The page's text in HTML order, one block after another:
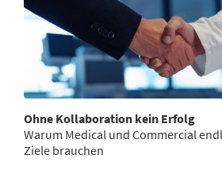
Ohne Kollaboration kein Erfolg
Warum Medical und Commercial
Ziele brauchen